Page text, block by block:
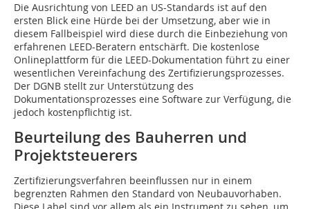
Die Ausrichtung von LEED an US-Standards ist auf den
ersten Blick eine Hürde bei der Um­setzung, aber wie in
diesem Fallbeispiel wird diese durch die Einbeziehung von
erfahrenen LEED-Beratern entschärft. Die kostenlose
Onlineplattform für die LEED-Dokumentation führt zu einer
wesentlichen Vereinfachung des Zertifizierungsprozesses.
Der DGNB stellt zur Unterstützung des
Dokumentationsprozesses eine Software zur Verfügung, die
jedoch kostenpflichtig ist.
Beurteilung des Bauherren und
Projekt­steuerers
Zertifizierungsverfahren beeinflussen nur in einem
begrenzten Rahmen den Standard von Neubauvorhaben.